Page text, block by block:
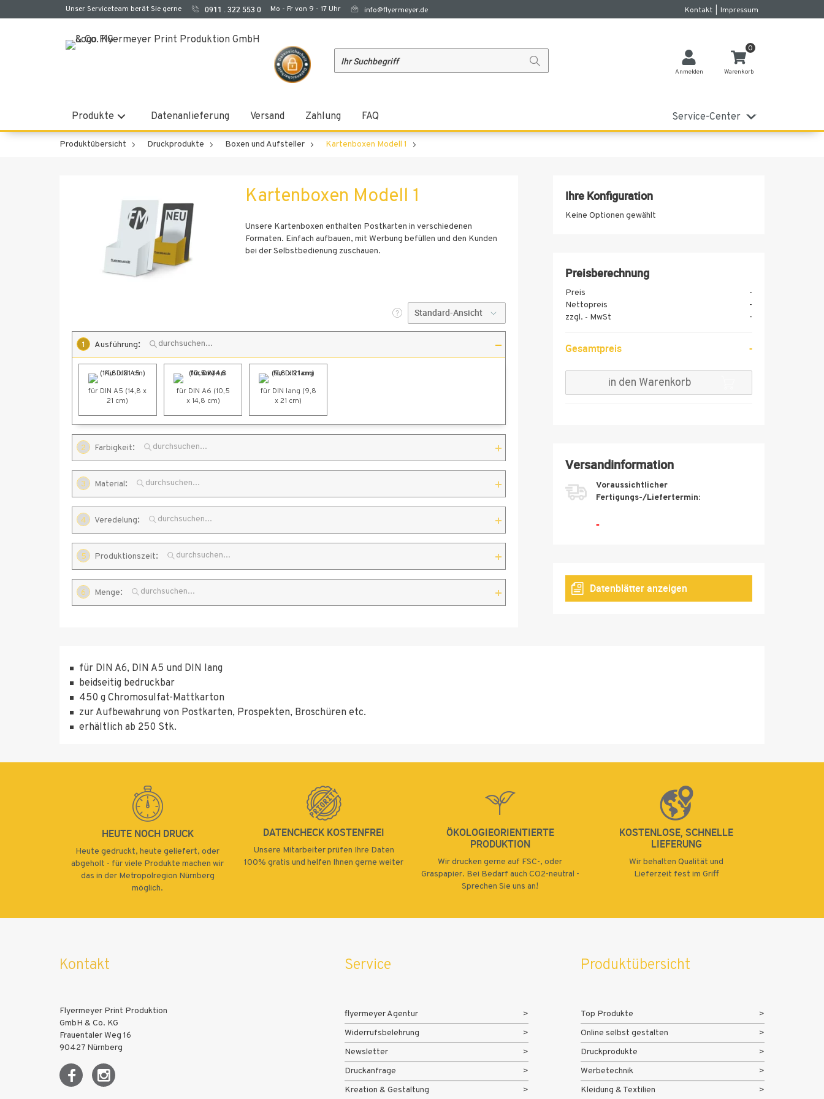
Unser Serviceteam berät Sie gerne 0911 . 322 553 0 Mo - Fr von 9 - 17 Uhr info@flyermeyer.de Kontakt Impressum
Anmelden
0
Warenkorb
Produkte Datenanlieferung Versand Zahlung FAQ Service-Center
Produktübersicht Druckprodukte Boxen und Aufsteller Kartenboxen Modell 1
Kartenboxen Modell 1
Unsere Kartenboxen enthalten Postkarten in verschiedenen
Formaten. Einfach aufbauen, mit Werbung befüllen und den Kunden
bei der Selbstbedienung zuschauen.
1 Ausführung:
für DIN A5 (14,8 x
21 cm)
für DIN A6 (10,5
x 14,8 cm)
für DIN lang (9,8
x 21 cm)
2 Farbigkeit:
3 Material:
450 g Chromo-
Sulfatkarton
matt
450 g Recycling-
Karton
4 Veredelung:
5 Produktionszeit:
6 Menge:
500
1000
2500
20000
25000
30000
50000
Ihre Konfiguration
Keine Optionen gewählt
Preisberechnung
Preis
-
Nettopreis
-
zzgl. - MwSt -
Gesamtpreis -
in den Warenkorb
Versandinformation
Voraussichtlicher
Fertigungs-/Liefertermin:
-
Datenblätter anzeigen
für DIN A6, DIN A5 und DIN lang
beidseitig bedruckbar
450 g Chromosulfat-Mattkarton
zur Aufbewahrung von Postkarten, Prospekten, Broschüren etc.
erhältlich ab 250 Stk.
HEUTE NOCH DRUCK
Heute gedruckt, heute geliefert, oder
abgeholt - für viele Produkte machen wir
das in der Metropolregion Nürnberg
möglich.
DATENCHECK KOSTENFREI
Unsere Mitarbeiter prüfen Ihre Daten
100% gratis und helfen Ihnen gerne weiter
ÖKOLOGIEORIENTIERTE
PRODUKTION
Wir drucken gerne auf FSC-, oder
Graspapier. Bei Bedarf auch CO2-neutral -
Sprechen Sie uns an!
KOSTENLOSE, SCHNELLE
LIEFERUNG
Wir behalten Qualität und
Lieferzeit fest im Griff
Kontakt
Flyermeyer Print Produktion
GmbH & Co. KG
Frauentaler Weg 16
90427 Nürnberg
Produktübersicht
Top Produkte
Online selbst gestalten
Druckprodukte
Werbetechnik
Kleidung & Textilien
Service
flyermeyer Agentur
Widerrufsbelehrung
Newsletter
Druckanfrage
Kreation & Gestaltung